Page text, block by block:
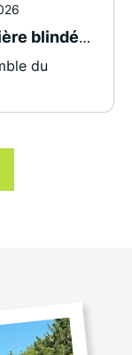
67 Gambsheim pose porte palière blindée Dierre
du